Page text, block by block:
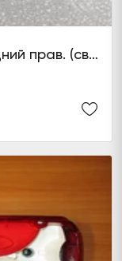
Фонарь комбинированный задний прав. (светодиодный) с звуковым сигнализатором заднего хода